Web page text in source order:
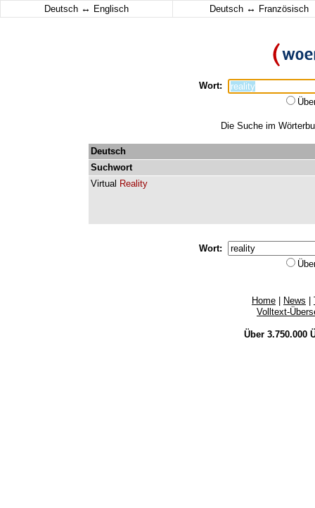
Deutsch ↔ Englisch Deutsch ↔ Französisch
Wort:
Die Suche im
Deutsch
Suchwort
Virtual Reality
Wort:
Home News
Volltext-
Über 3.750.000